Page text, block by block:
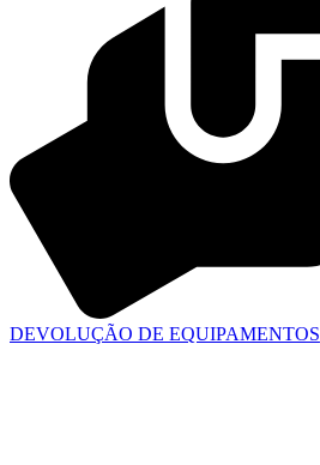
DEVOLUÇÃO DE EQUIPAMENTOS